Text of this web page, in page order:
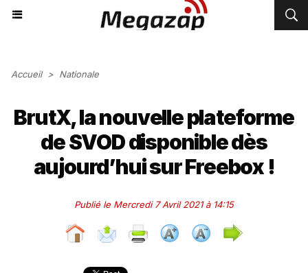
Accueil > Nationale
BrutX, la nouvelle plateforme
de SVOD disponible dès
aujourd’hui sur Freebox !
Publié le Mercredi 7 Avril 2021 à 14:15